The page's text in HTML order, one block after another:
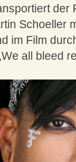
der
Schoeller
im Film
all bleed